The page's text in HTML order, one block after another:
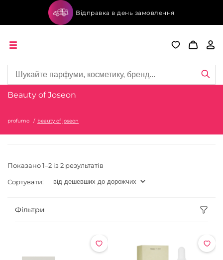
Відправка в день замовлення
Beauty of Joseon
profumo beauty of joseon
Показано 1–2 із 2 результатів
Сортувати:
Фільтри